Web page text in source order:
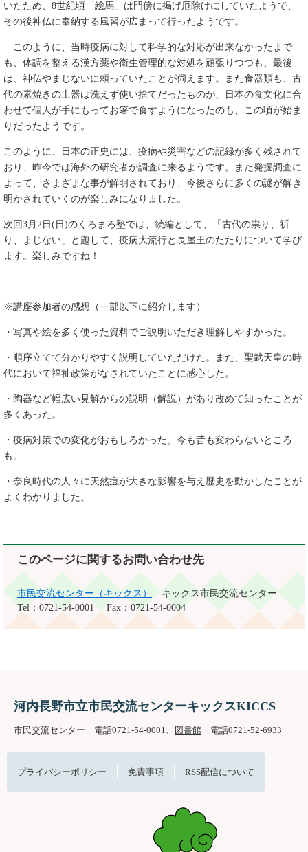
いたため、8世紀頃「絵馬」は門傍に掲げ厄除けにしていたようで、
その後神仏に奉納する風習が広まって行ったようです。
このように、当時疫病に対して科学的な対応が出来なかったまで
も、体調を整える漢方薬や衛生管理的な対処を頑張りつつも、最後
は、神仏やまじないに頼っていたことが伺えます。また食器類も、古
代の素焼きの土器は洗えず使い捨てだったものが、日本の食文化に合
わせて個人が手にもってお箸で食すようになったのも、この頃が始ま
りだったようです。
このように、日本の正史には、疫病や災害などの記録が多く残されて
おり、昨今では海外の研究者が調査に来るようです。また発掘調査に
よって、さまざまな事が解明されており、今後さらに多くの謎が解き
明かされていくのが楽しみになりました。
次回3月2日(日)のくろまろ塾では、続編として、「古代の祟り、祈
り、まじない」と題して、疫病大流行と長屋王のたたりについて学び
ます。楽しみですね！
※講座参加者の感想（一部以下に紹介します）
・写真や絵を多く使った資料でご説明いただき理解しやすかった。
・順序立てて分かりやすく説明していただけた。また、聖武天皇の時
代において福祉政策がなされていたことに感心した。
・陶器など幅広い見解からの説明（解説）があり改めて知ったことが
多くあった。
・疫病対策での変化がおもしろかった。今も昔も変わらないところ
も。
・奈良時代の人々に天然痘が大きな影響を与え歴史を動かしたことが
よくわかりました。
このページに関するお問い合わせ先
市民交流センター（キックス）
キックス市民交流センター
Tel：0721-54-0001
Fax：0721-54-0004
河内長野市立市民交流センターキックスKICCS
市民交流センター 電話0721-54-0001、 図書館 電話0721-52-6933
プライバシーポリシー 免責事項 RSS配信について